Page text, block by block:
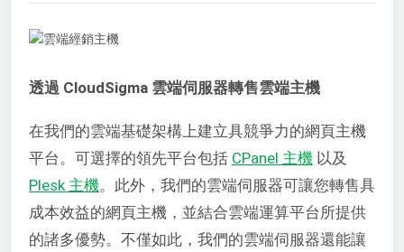
透過 CloudSigma 雲端伺服器轉售雲端主機
在我們的雲端基礎架構上建立具競爭力的網頁主機
平台。可選擇的領先平台包括 CPanel 主機 以及
Plesk 主機。此外，我們的雲端伺服器可讓您轉售具
成本效益的網頁主機，並結合雲端運算平台所提供
的諸多優勢。不僅如此，我們的雲端伺服器還能讓